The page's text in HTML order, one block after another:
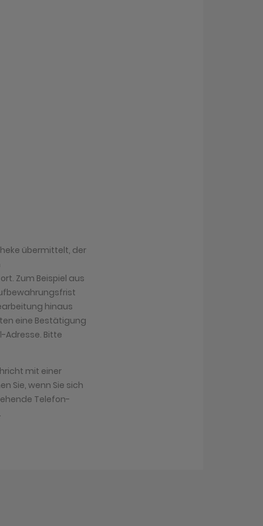
übermittelt, der
Zum Beispiel aus
hinaus
eine Bestätigung
Adresse. Bitte
mit einer
Sie, wenn Sie sich
Telefon-